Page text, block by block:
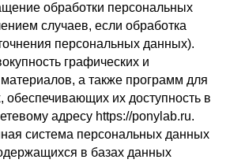
обработки персональных
случаев, если обработка
персональных данных).
графических и
а также программ для
их доступность в
адресу https://ponylab.ru.
система персональных данных
в базах данных